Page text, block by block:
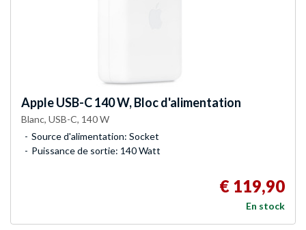
AppleUSB-C 140 W, Bloc d'alimentation
Blanc, USB-C, 140 W
Source d'alimentation: Socket
Puissance de sortie: 140 Watt
€ 119,90
En stock